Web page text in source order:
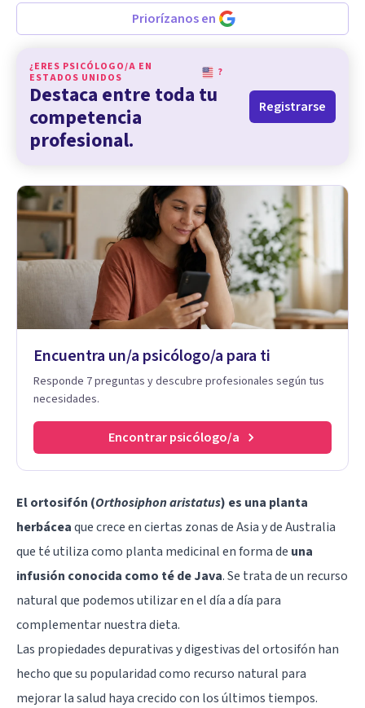
Priorízanos en
¿ERES PSICÓLOGO/A EN
ESTADOS UNIDOS
?
Destaca entre toda tu
competencia
profesional.
Registrarse
Encuentra un/a psicólogo/a para ti
Responde 7 preguntas y descubre profesionales según tus
necesidades.
Encontrar psicólogo/a
El ortosifón (Orthosiphon aristatus) es una planta
herbáceaque crece en ciertas zonas de Asia y de Australia
que té utiliza como planta medicinal en forma de una
infusión conocida como té de Java. Se trata de un recurso
natural que podemos utilizar en el día a día para
complementar nuestra dieta.
Las propiedades depurativas y digestivas del ortosifón han
hecho que su popularidad como recurso natural para
mejorar la salud haya crecido con los últimos tiempos.